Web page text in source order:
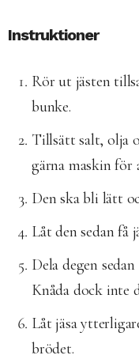
Instruktioner
Rör ut jästen
bunke.
Tillsätt salt, olja
gärna maskin för
Den ska bli lätt
Låt den sedan få
Dela degen
Knåda dock inte
Låt jäsa
brödet.